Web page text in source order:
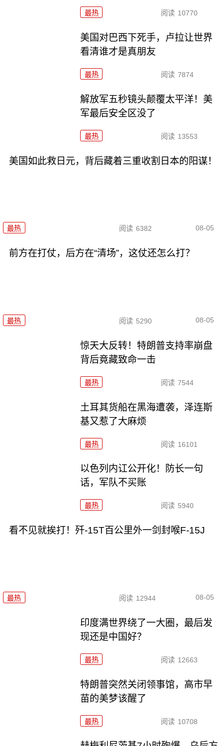
最热 阅读 10770
美国对巴西下死手，卢拉让世界
看清谁才是真朋友
最热 阅读 7874
解放军五秒镜头颠覆太平洋！美
军最后安全区没了
最热 阅读 13553
美国如此救日元，背后藏着三重收割日本的阳谋！
最热 阅读 6382 08-05
前方在打仗，后方在“清场”，这仗还怎么打？
最热 阅读 5290 08-05
惊天大反转！特朗普支持率崩盘
背后竟藏致命一击
最热 阅读 7544
土耳其货船在黑海遭袭，泽连斯
基又惹了大麻烦
最热 阅读 16101
以色列内讧公开化！防长一句
话，军队不买账
最热 阅读 5940
看不见就挨打！歼-15T百公里外一剑封喉F-15J
最热 阅读 12944 08-05
印度满世界绕了一大圈，最后发
现还是中国好？
最热 阅读 12663
特朗普突然关闭领事馆，高市早
苗的美梦该醒了
最热 阅读 10708